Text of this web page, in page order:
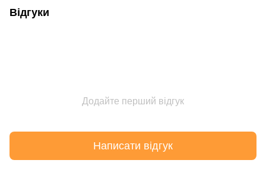
Відгуки
Додайте перший відгук
Написати відгук